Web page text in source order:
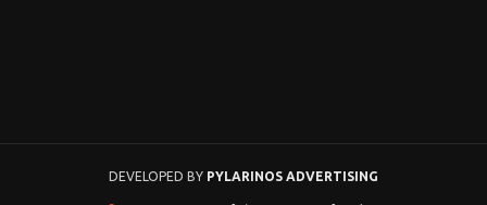
DEVELOPED BY PYLARINOS ADVERTISING